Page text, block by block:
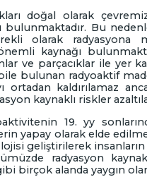
doğal olarak
bulunmaktadır. Bu
olarak
kaynağı
ve parçacıklar ile
bulunan radyoaktif
ortadan kaldırılamaz
kaynaklı riskler
19. yy
yapay olarak elde
geliştirilerek insanların
radyasyon
birçok alanda yaygın